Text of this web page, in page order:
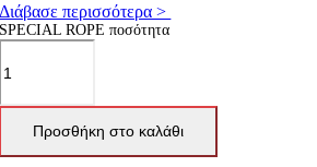
Διάβασε περισσότερα >
SPECIAL ROPE ποσότητα
Προσθήκη στο καλάθι